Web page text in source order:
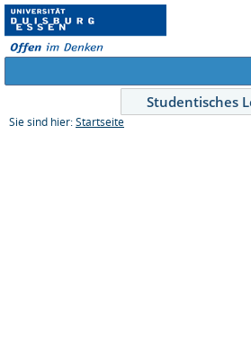
Studentisches
Sie sind hier: Startseite